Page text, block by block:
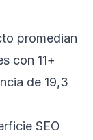
promedian
con 11+
de 19,3
SEO